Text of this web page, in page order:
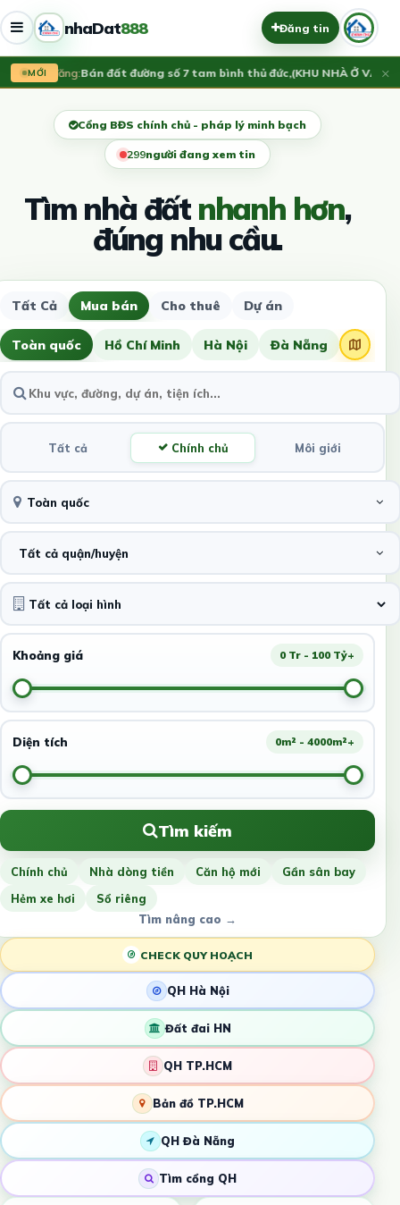
nhaDat888 Đăng tin
MỚI
Vừa đăng:Bán đất đường số 7 tam bình thủ đức,(KHU NHÀ Ở VẠN ×
Cổng BĐS chính chủ - pháp lý minh bạch
299người đang xem tin
Tìm nhà đấtnhanh hơn,
đúng nhu cầu.
Tất Cả Mua bán Cho thuê Dự án
Toàn quốc Hồ Chí Minh Hà Nội Đà Nẵng
Tất cả Chính chủ Môi giới
Toàn quốc
Tất cả quận/huyện
Khoảng giá 0 Tr - 100 Tỷ+
Diện tích 0m² - 4000m²+
Tìm kiếm
Chính chủ Nhà dòng tiền Căn hộ mới
Gần sân bay
Hẻm xe hơi
Sổ riêng
Tìm nâng cao →
CHECK QUY HOẠCH
QH Hà Nội
Đất đai HN
QH TP.HCM
Bản đồ TP.HCM
QH Đà Nẵng
Tìm cổng QH